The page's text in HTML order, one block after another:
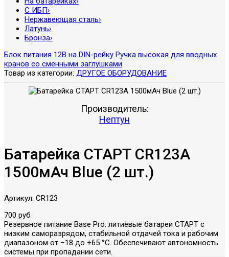
С ИБП›
Нержавеющая сталь›
Латунь›
Бронза›
Блок питания 12В на DIN-рейку Ручка высокая для вводных
кранов со сменными заглушками
Товар из категории: ДРУГОЕ ОБОРУДОВАНИЕ
Производитель:
Нептун
Батарейка СТАРТ CR123А
1500мАч Blue (2 шт.)
Артикул: CR123
700 руб
Резервное питание Base Pro: литиевые батареи СТАРТ с
низким саморазрядом, стабильной отдачей тока и рабочим
диапазоном от –18 до +65 °C. Обеспечивают автономность
системы при пропадании сети.